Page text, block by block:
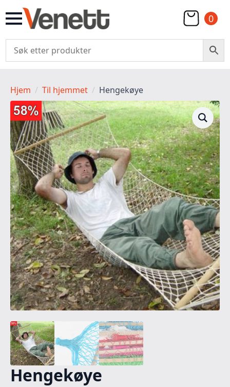
0
Hjem Til hjemmet Hengekøye
Hengekøye